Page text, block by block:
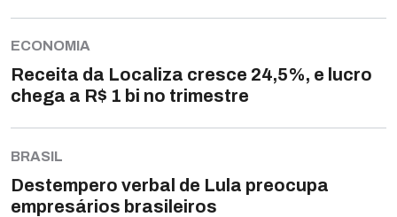
ECONOMIA
Receita da Localiza cresce 24,5%, e lucro
chega a R$ 1 bi no trimestre
BRASIL
Destempero verbal de Lula preocupa
empresários brasileiros